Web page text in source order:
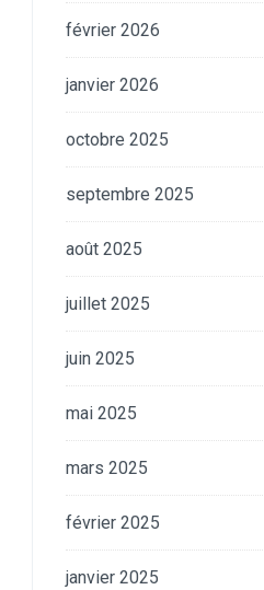
février 2026
janvier 2026
octobre 2025
septembre 2025
août 2025
juillet 2025
juin 2025
mai 2025
mars 2025
février 2025
janvier 2025